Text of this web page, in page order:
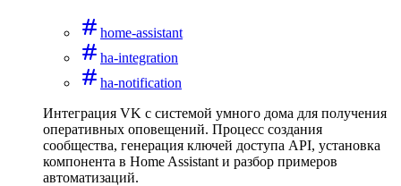
home-assistant
ha-integration
ha-notification
Интеграция VK с системой умного дома для получения
оперативных оповещений. Процесс создания
сообщества, генерация ключей доступа API, установка
компонента в Home Assistant и разбор примеров
автоматизаций.